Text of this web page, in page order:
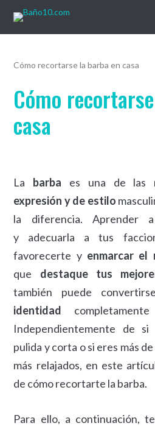
Cómo recortarse la barba en casa
Cómo
casa
La barba es una de las
expresión y de estilo
la diferencia. Aprender
y adecuarla a tus
favorecerte y enmarcar el
que destaque tus
también puede
identidad
Independientemente de
pulida y corta o si eres más
más relajados, en este
de cómo recortarte la barba.
Para ello, a continuación,